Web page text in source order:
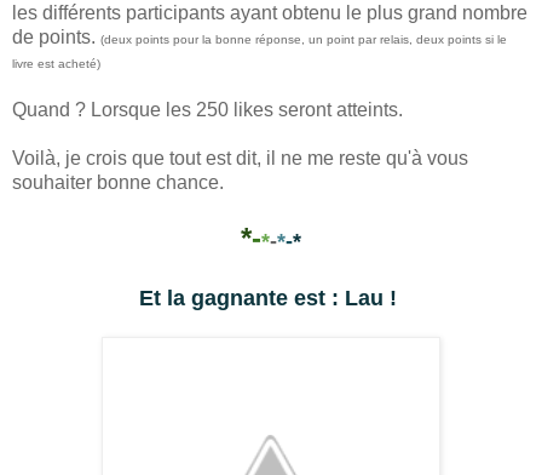
les différents participants ayant obtenu le plus grand nombre
de points. (deux points pour la bonne réponse, un point par relais, deux points si le
livre est acheté)
Quand ? Lorsque les 250 likes seront atteints.
Voilà, je crois que tout est dit, il ne me reste qu'à vous
souhaiter bonne chance.
*-*-*-*
Et la gagnante est : Lau !